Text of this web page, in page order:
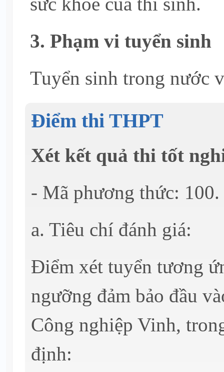
3. Phạm vi tuyển sinh
Tuyển sinh trong nước
Điểm thi THPT
Xét kết quả thi tốt
- Mã phương thức: 100.
a. Tiêu chí đánh giá:
Điểm xét tuyển tương
ngưỡng đảm bảo đầu
Công nghiệp Vinh,
định: